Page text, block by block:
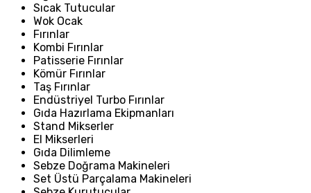
Sıcak Tutucular
Wok Ocak
Fırınlar
Kombi Fırınlar
Patisserie Fırınlar
Kömür Fırınlar
Taş Fırınlar
Endüstriyel Turbo Fırınlar
Gıda Hazırlama Ekipmanları
Stand Mikserler
El Mikserleri
Gıda Dilimleme
Sebze Doğrama Makineleri
Set Üstü Parçalama Makineleri